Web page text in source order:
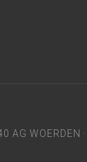
AG WOERDEN ·